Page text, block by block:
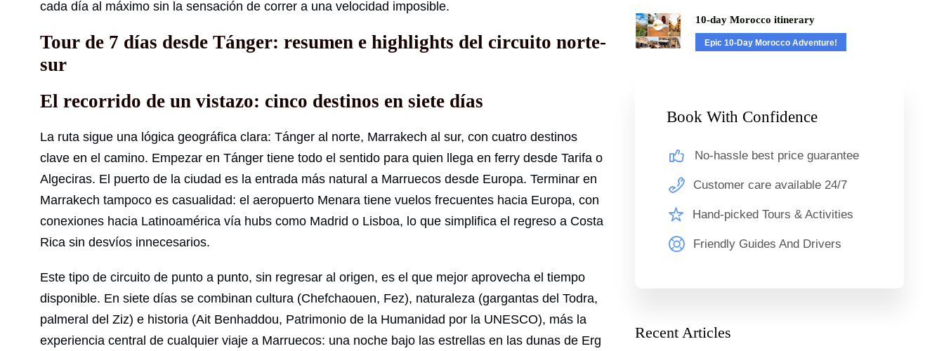
cada día al máximo sin la sensación de correr a una velocidad imposible.
Tour de 7 días desde Tánger: resumen e highlights del circuito norte-
sur
El recorrido de un vistazo: cinco destinos en siete días
La ruta sigue una lógica geográfica clara: Tánger al norte, Marrakech al sur, con cuatro destinos
clave en el camino. Empezar en Tánger tiene todo el sentido para quien llega en ferry desde Tarifa o
Algeciras. El puerto de la ciudad es la entrada más natural a Marruecos desde Europa. Terminar en
Marrakech tampoco es casualidad: el aeropuerto Menara tiene vuelos frecuentes hacia Europa, con
conexiones hacia Latinoamérica vía hubs como Madrid o Lisboa, lo que simplifica el regreso a Costa
Rica sin desvíos innecesarios.
Este tipo de circuito de punto a punto, sin regresar al origen, es el que mejor aprovecha el tiempo
disponible. En siete días se combinan cultura (Chefchaouen, Fez), naturaleza (gargantas del Todra,
palmeral del Ziz) e historia (Ait Benhaddou, Patrimonio de la Humanidad por la UNESCO), más la
experiencia central de cualquier viaje a Marruecos: una noche bajo las estrellas en las dunas de Erg
10-day Morocco itinerary
Epic 10-Day Morocco Adventure!
Book With Confidence
No-hassle best price guarantee
Customer care available 24/7
Hand-picked Tours & Activities
Friendly Guides And Drivers
Recent Articles